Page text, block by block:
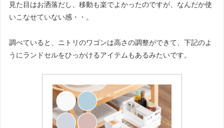
見た目はお洒落だし、移動も楽でよかったのですが、なんだか使
いこなせていない感・・。
調べていると、ニトリのワゴンは高さの調整ができて、下記のよ
うにランドセルをひっかけるアイテムもあるみたいです。